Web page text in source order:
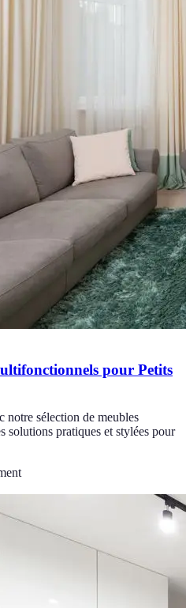
pour Petits
notre sélection de meubles
solutions pratiques et stylées pour